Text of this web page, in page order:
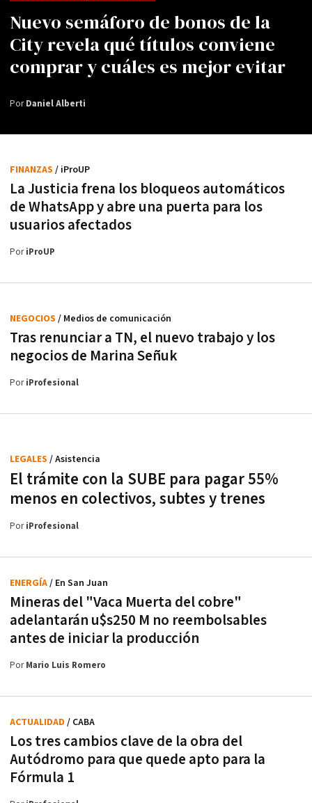
Nuevo semáforo de bonos de la
City revela qué títulos conviene
comprar y cuáles es mejor evitar
PorDaniel Alberti
La Justicia frena los bloqueos automáticos
de WhatsApp y abre una puerta para los
usuarios afectados
FINANZAS / iProUP
PoriProUP
Tras renunciar a TN, el nuevo trabajo y los
negocios de Marina Señuk
NEGOCIOS / Medios de comunicación
PoriProfesional
El trámite con la SUBE para pagar 55%
menos en colectivos, subtes y trenes
LEGALES / Asistencia
PoriProfesional
Mineras del "Vaca Muerta del cobre"
adelantarán u$s250 M no reembolsables
antes de iniciar la producción
ENERGÍA/ En San Juan
PorMario Luis Romero
Los tres cambios clave de la obra del
Autódromo para que quede apto para la
Fórmula 1
ACTUALIDAD / CABA